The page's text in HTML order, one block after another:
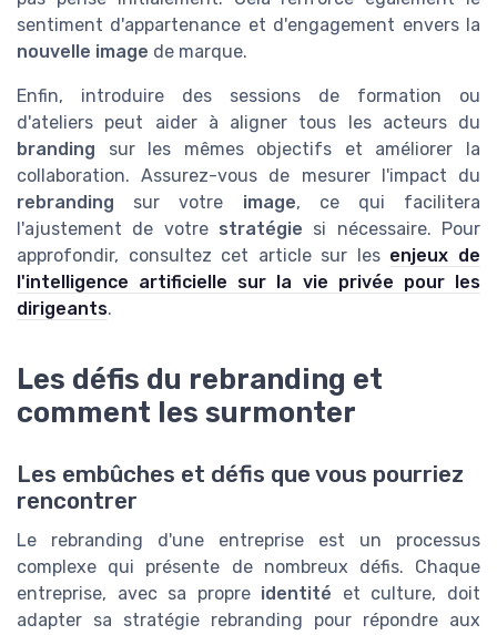
sentiment d'appartenance et d'engagement envers la
nouvelle image de marque.
Enfin, introduire des sessions de formation ou
d'ateliers peut aider à aligner tous les acteurs du
branding sur les mêmes objectifs et améliorer la
collaboration. Assurez-vous de mesurer l'impact du
rebranding sur votre image, ce qui facilitera
l'ajustement de votre stratégie si nécessaire. Pour
approfondir, consultez cet article sur les enjeux de
l'intelligence artificielle sur la vie privée pour les
dirigeants.
Les défis du rebranding et
comment les surmonter
Les embûches et défis que vous pourriez
rencontrer
Le rebranding d'une entreprise est un processus
complexe qui présente de nombreux défis. Chaque
entreprise, avec sa propre identité et culture, doit
adapter sa stratégie rebranding pour répondre aux